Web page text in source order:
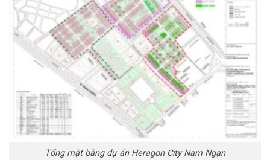
Tổng mặt bằng dự án Heragon City Nam Ngạn